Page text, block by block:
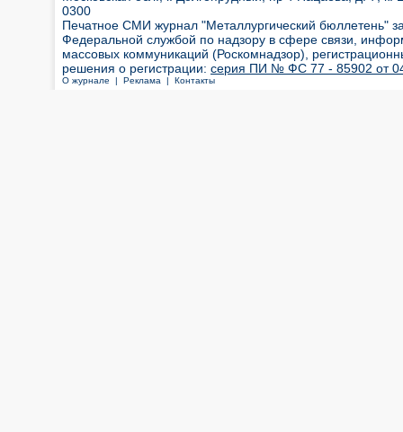
0300
Печатное СМИ журнал "Металлургический бюллетень"
Федеральной службой по надзору в сфере связи,
массовых коммуникаций (Роскомнадзор),
решения о регистрации: серия ПИ № ФС 77 - 85902 от 04
О журнале | Реклама | Контакты